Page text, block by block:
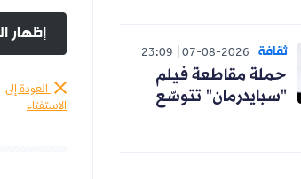
ثقافة 07-08-2026
23:09
حملة مقاطعة فيلم
"سبايدرمان" تتوسّع
إظهار
العودة إلى
الاستفتاء